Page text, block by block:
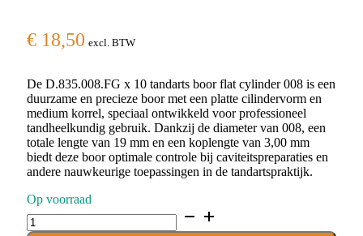
€ 18,50 excl. BTW
De D.835.008.FG x 10 tandarts boor flat cylinder 008 is een
duurzame en precieze boor met een platte cilindervorm en
medium korrel, speciaal ontwikkeld voor professioneel
tandheelkundig gebruik. Dankzij de diameter van 008, een
totale lengte van 19 mm en een koplengte van 3,00 mm
biedt deze boor optimale controle bij caviteitspreparaties en
andere nauwkeurige toepassingen in de tandartspraktijk.
Op voorraad
D.835.008.FG
x